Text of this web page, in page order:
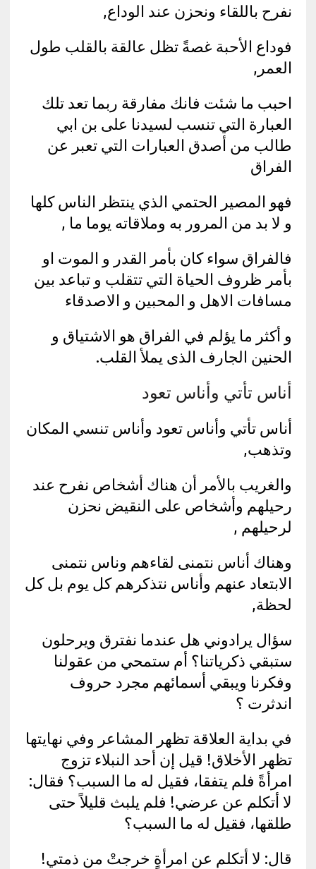
نفرح باللقاء ونحزن عند الوداع,
فوداع الأحبة غصةً تظل عالقة بالقلب طول
العمر,
احبب ما شئت فانك مفارقة ربما تعد تلك
العبارة التي تنسب لسيدنا على بن ابي
طالب من أصدق العبارات التي تعبر عن
الفراق
فهو المصير الحتمي الذي ينتظر الناس كلها
و لا بد من المرور به وملاقاته يوما ما ,
فالفراق سواء كان بأمر القدر و الموت او
بأمر ظروف الحياة التي تتقلب و تباعد بين
مسافات الاهل و المحبين و الاصدقاء
و أكثر ما يؤلم في الفراق هو الاشتياق و
الحنين الجارف الذى يملأ القلب.
أناس تأتي وأناس تعود
أناس تأتي وأناس تعود وأناس تنسي المكان
وتذهب,
والغريب بالأمر أن هناك أشخاص نفرح عند
رحيلهم وأشخاص على النقيض نحزن
لرحيلهم ,
وهناك أناس نتمنى لقاءهم وناس نتمنى
الابتعاد عنهم وأناس نتذكرهم كل يوم بل كل
لحظة,
سؤال يرادوني هل عندما نفترق ويرحلون
ستبقي ذكرياتنا؟ أم ستمحي من عقولنا
وفكرنا ويبقي أسمائهم مجرد حروف
اندثرت ؟
في بداية العلاقة تظهر المشاعر وفي نهايتها
تظهر الأخلاق! قيل إن أحد النبلاء تزوج
امرأةً فلم يتفقا، فقيل له ما السبب؟ فقال:
لا أتكلم عن عرضي! فلم يلبث قليلاً حتى
طلقها، فقيل له ما السبب؟
قال: لا أتكلم عن امرأةٍ خرجتْ من ذمتي!